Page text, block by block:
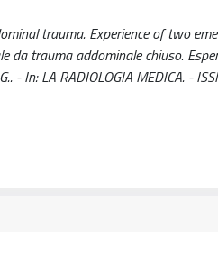
trauma. Experience of two
da trauma addominale chiuso.
- In: LA RADIOLOGIA MEDICA. -